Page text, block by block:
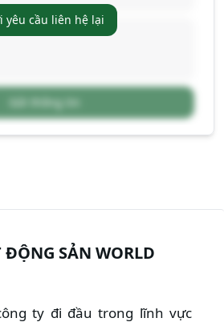
Gửi thông tin
yêu cầu liên hệ lại
ĐỘNG SẢN WORLD
ty đi đầu trong lĩnh vực